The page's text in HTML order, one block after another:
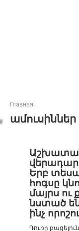
Главная
ամուսիններ
Երբ
հոգսը
մայրս ու
նստած
ինչ
Դուռը